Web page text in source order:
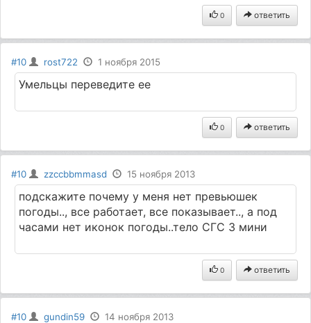
0 ответить
#10 rost722 1 ноября 2015
Умельцы переведите ее
0 ответить
#10 zzccbbmmasd 15 ноября 2013
подскажите почему у меня нет превьюшек
погоды.., все работает, все показывает.., а под
часами нет иконок погоды..тело СГС 3 мини
0 ответить
#10 gundin59 14 ноября 2013